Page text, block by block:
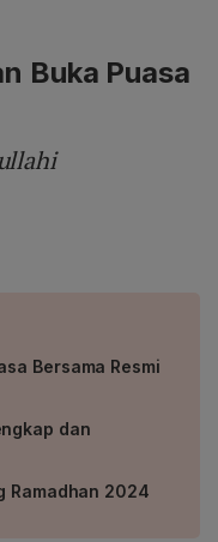
Buka Puasa
Bersama Resmi
dan
Ramadhan 2024